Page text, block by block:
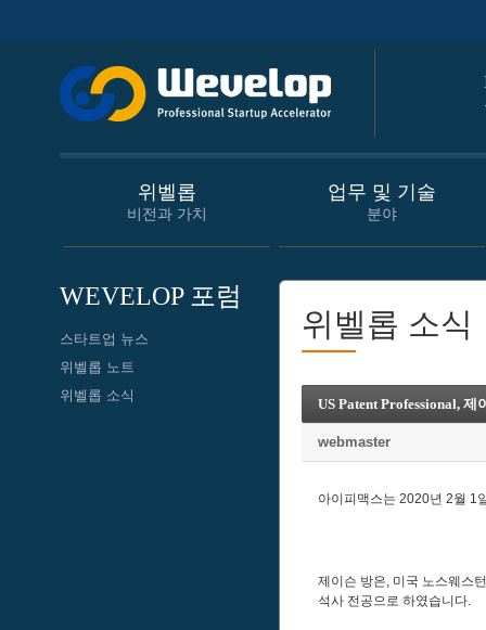
위벨롭
비전과 가치
업무 및 기술
분야
WEVELOP 포럼
스타트업 뉴스
위벨롭 노트
위벨롭 소식
위벨롭 소식
US Patent Professional, 제
webmaster
아이피맥스는 2020년 2월 1
제이슨 방은, 미국 노스웨스
석사 전공으로 하였습니다.